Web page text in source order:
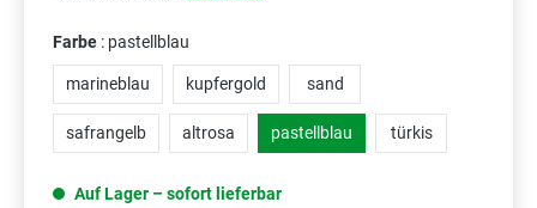
Farbe : pastellblau
marineblau kupfergold sand
safrangelb altrosa pastellblau türkis
Auf Lager – sofort lieferbar